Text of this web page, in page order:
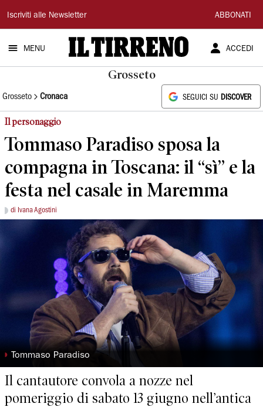
Il
Tirreno
Iscriviti alle Newsletter ABBONATI
MENU ACCEDI
Grosseto
Grosseto Cronaca SEGUICI SU DISCOVER
Il personaggio
Tommaso Paradiso sposa la
compagna in Toscana: il “sì” e la
festa nel casale in Maremma
di Ivana Agostini
◗ Tommaso Paradiso
Il cantautore convola a nozze nel
pomeriggio di sabato 13 giugno nell’antica